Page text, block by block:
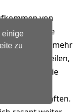
einige
zu
von
sie die
immer mehr
Vorteilen,
2025 sehen die
KI als
Machenschaften.